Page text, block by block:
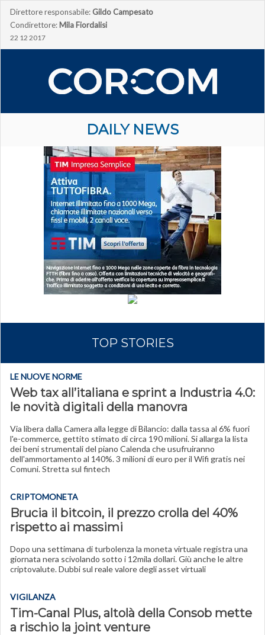
Direttore responsabile:Gildo Campesato
Condirettore: Mila Fiordalisi
22 12 2017
DAILY NEWS
TOP STORIES
LE NUOVE NORME
Web tax all’italiana e sprint a Industria 4.0:
le novità digitali della manovra
Via libera dalla Camera alla legge di Bilancio: dalla tassa al 6% fuori
l'e-commerce, gettito stimato di circa 190 milioni. Si allarga la lista
dei beni strumentali del piano Calenda che usufruiranno
dell'ammortamento al 140%. 3 milioni di euro per il Wifi gratis nei
Comuni. Stretta sul fintech
CRIPTOMONETA
Brucia il bitcoin, il prezzo crolla del 40%
rispetto ai massimi
Dopo una settimana di turbolenza la moneta virtuale registra una
giornata nera scivolando sotto i 12mila dollari. Giù anche le altre
criptovalute. Dubbi sul reale valore degli asset virtuali
VIGILANZA
Tim-Canal Plus, altolà della Consob mette
a rischio la joint venture